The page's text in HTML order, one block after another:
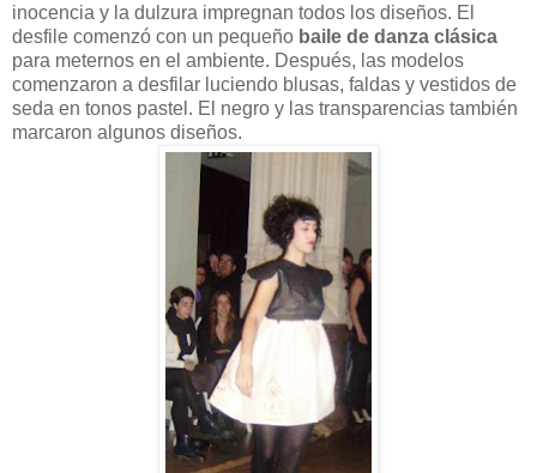
inocencia y la dulzura impregnan todos los diseños. El
desfile comenzó con un pequeño baile de danza clásica
para meternos en el ambiente. Después, las modelos
comenzaron a desfilar luciendo blusas, faldas y vestidos de
seda en tonos pastel. El negro y las transparencias también
marcaron algunos diseños.